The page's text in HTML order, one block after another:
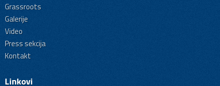
Grassroots
Galerije
Video
Press sekcija
Kontakt
Linkovi